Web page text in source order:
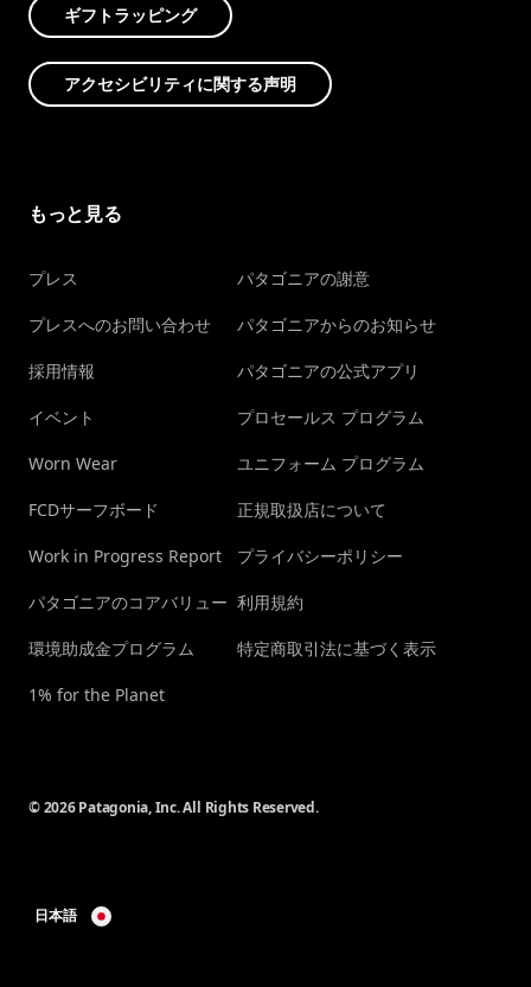
ギフトラッピング
アクセシビリティに関する声明
もっと見る
プレス
プレスへのお問い合わせ
採用情報
イベント
Worn Wear
FCDサーフボード
Work in Progress Report
パタゴニアのコアバリュー
環境助成金プログラム
1% for the Planet
パタゴニアの謝意
パタゴニアからのお知らせ
パタゴニアの公式アプリ
プロセールス プログラム
ユニフォーム プログラム
正規取扱店について
プライバシーポリシー
利用規約
特定商取引法に基づく表示
© 2026 Patagonia, Inc. All Rights Reserved.
日本語